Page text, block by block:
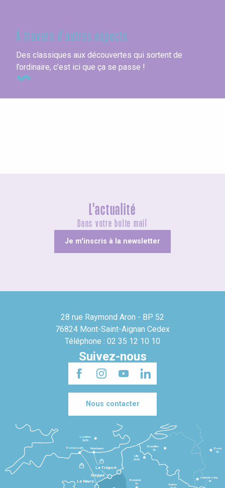
À travers d'autres aspects
Des classiques aux découvertes qui sortent de
l’ordinaire, c’est ici que ça se passe !
L'actualité
Dans votre boîte mail
Je m'inscris à la newsletter
28 rue Raymond Aron - BP 52
76824 Mont-Saint-Aignan Cedex
Téléphone : 02 35 12 10 10
Suivez-nous
Nous contacter
Le Havre
Dieppe
Le Tréport
Beauvais
1h
Reims
Lille
2h30
Bruxelles
3h
Londres
3h30
Newhaven
Portsmouth
Bonn
5h
Luxembourg
4h